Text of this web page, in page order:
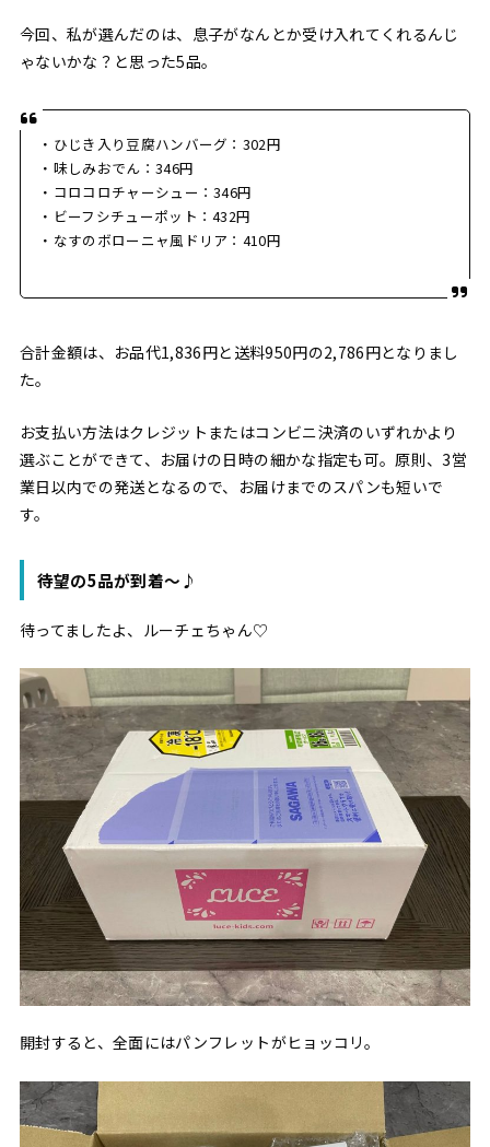
今回、私が選んだのは、息子がなんとか受け入れてくれるんじ
ゃないかな？と思った5品。
・ひじき入り豆腐ハンバーグ：302円
・味しみおでん：346円
・コロコロチャーシュー：346円
・ビーフシチューポット：432円
・なすのボローニャ風ドリア：410円
合計金額は、お品代1,836円と送料950円の2,786円となりまし
た。
お支払い方法はクレジットまたはコンビニ決済のいずれかより
選ぶことができて、お届けの日時の細かな指定も可。原則、3営
業日以内での発送となるので、お届けまでのスパンも短いで
す。
待望の5品が到着〜♪
待ってましたよ、ルーチェちゃん♡
開封すると、全面にはパンフレットがヒョッコリ。